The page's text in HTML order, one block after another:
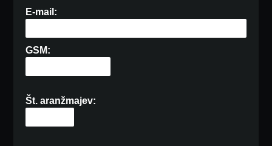
E-mail:
GSM:
Št. aranžmajev: